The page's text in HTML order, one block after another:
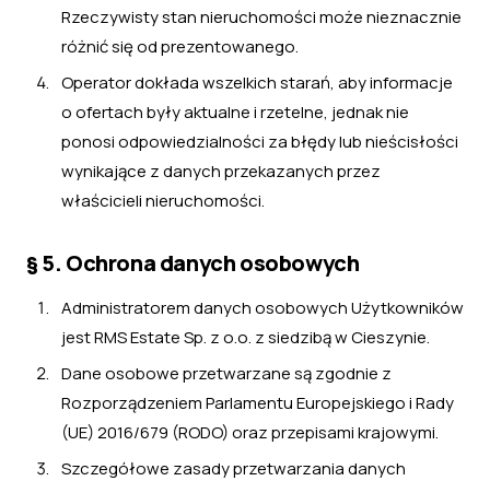
Rzeczywisty stan nieruchomości może nieznacznie
różnić się od prezentowanego.
Operator dokłada wszelkich starań, aby informacje
o ofertach były aktualne i rzetelne, jednak nie
ponosi odpowiedzialności za błędy lub nieścisłości
wynikające z danych przekazanych przez
właścicieli nieruchomości.
§ 5. Ochrona danych osobowych
Administratorem danych osobowych Użytkowników
jest RMS Estate Sp. z o.o. z siedzibą w Cieszynie.
Dane osobowe przetwarzane są zgodnie z
Rozporządzeniem Parlamentu Europejskiego i Rady
(UE) 2016/679 (RODO) oraz przepisami krajowymi.
Szczegółowe zasady przetwarzania danych